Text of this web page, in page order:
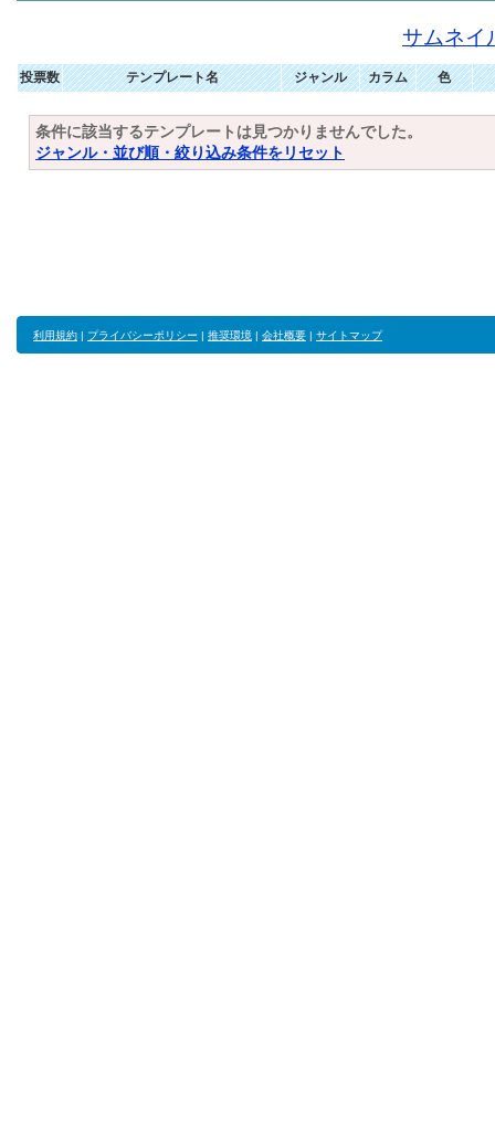
サムネイ
投票数 テンプレート名 ジャンル カラム 色
条件に該当するテンプレートは見つかりませんでした。
ジャンル・並び順・絞り込み条件をリセット
利用規約 | プライバシーポリシー | 推奨環境 | 会社概要 | サイトマップ